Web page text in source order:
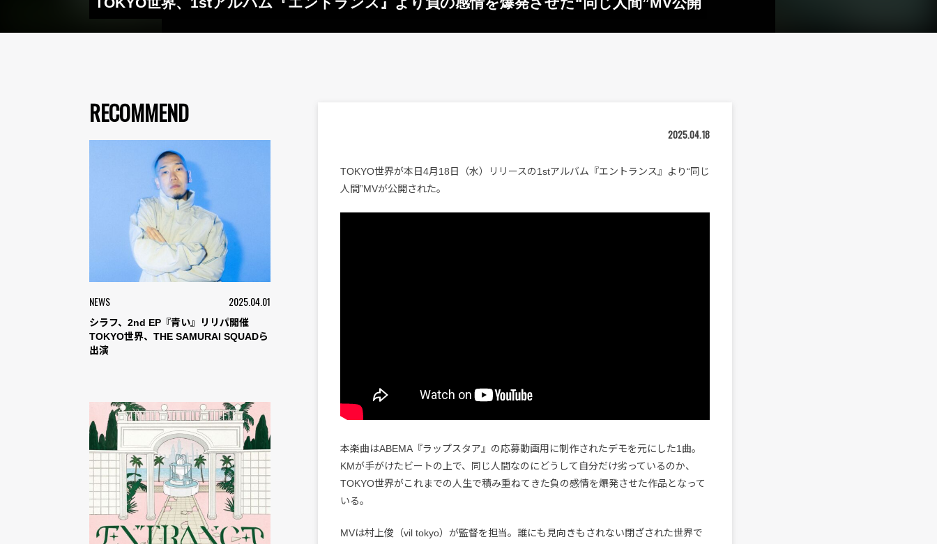
RECOMMEND
NEWS 2025.04.01
シラフ、2nd EP『青い』リリパ開催
TOKYO世界、THE SAMURAI SQUADら
出演
2025.04.18
TOKYO世界が本日4月18日（水）リリースの1stアルバム『エントランス』より“同じ
人間”MVが公開された。
本楽曲はABEMA『ラップスタア』の応募動画用に制作されたデモを元にした1曲。
KMが手がけたビートの上で、同じ人間なのにどうして自分だけ劣っているのか、
TOKYO世界がこれまでの人生で積み重ねてきた負の感情を爆発させた作品となって
いる。
MVは村上俊（vil tokyo）が監督を担当。誰にも見向きもされない閉ざされた世界で